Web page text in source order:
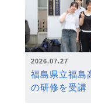
2026.07.27
福島県立福島
の研修を受講